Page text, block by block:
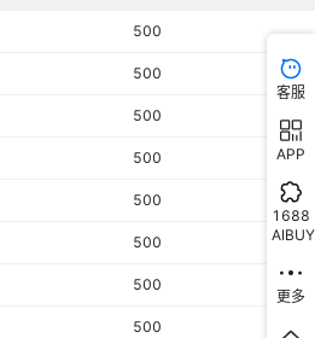
500
500
500
500
500
500
500
500
客服
APP
1688
AIBUY
更多